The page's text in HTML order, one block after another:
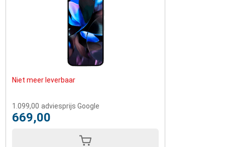
Niet meer leverbaar
1.099,00 adviesprijs Google
669,00